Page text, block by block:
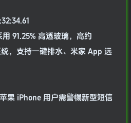
91.25% 高透玻璃，高约
，支持一键排水、米家 App 远
果 iPhone 用户需警惕新型短信